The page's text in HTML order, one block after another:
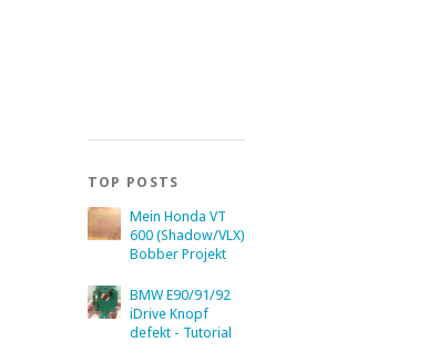
TOP POSTS
Mein Honda VT
600 (Shadow/VLX)
Bobber Projekt
BMW E90/91/92
iDrive Knopf
defekt - Tutorial